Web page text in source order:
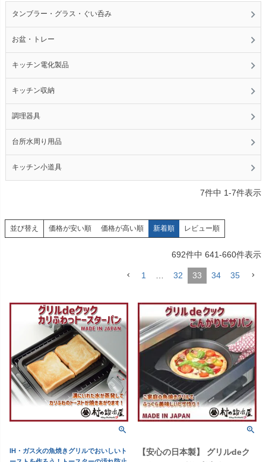
タンブラー・グラス・ぐい呑み
お盆・トレー
キッチン電化製品
キッチン収納
調理器具
台所水周り用品
キッチン小道具
7件中 1-7件表示
並び替え 価格が安い順 価格が高い順 新着順 レビュー順
692件中 641-660件表示
1 32 33 34 35
IH・ガス火の魚焼きグリルでおいしいト
【安心の日本製】 グリルdeク